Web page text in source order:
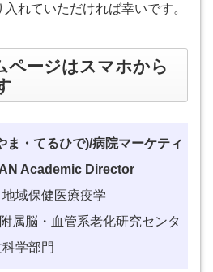
れていただければ幸いです。
ページはスマホから
ま・てるひで)/病院マーケティ
Academic Director
域保健医療疫学
属脳・血管系老化研究センタ
学部門